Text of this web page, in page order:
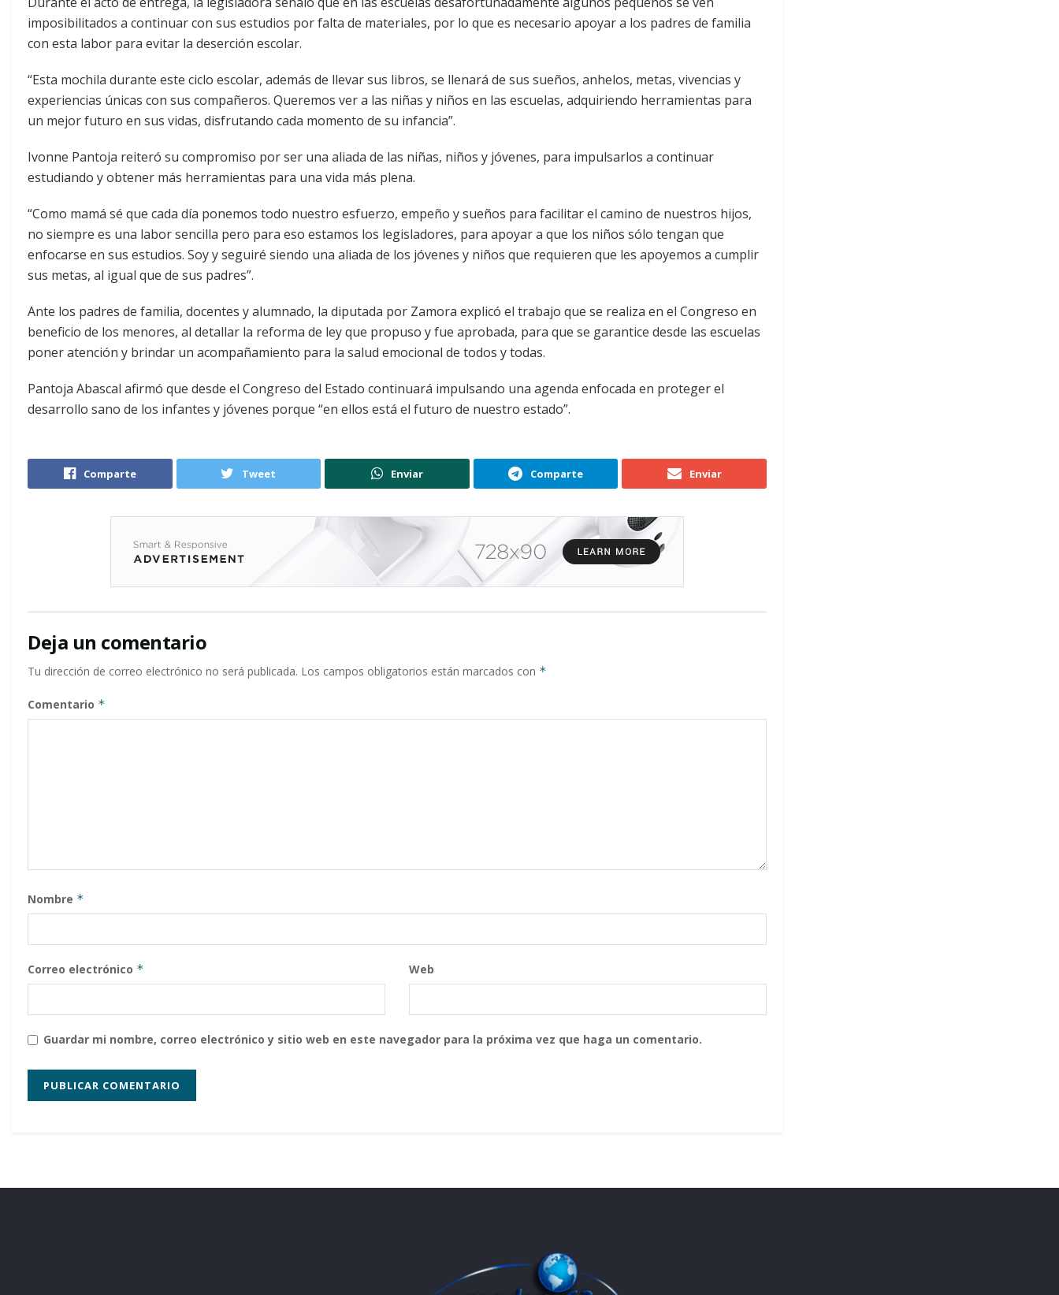
imposibilitados a continuar con sus estudios por falta de materiales, por lo que es necesario apoyar a los padres de familia
con esta labor para evitar la deserción escolar.
“Esta mochila durante este ciclo escolar, además de llevar sus libros, se llenará de sus sueños, anhelos, metas, vivencias y
experiencias únicas con sus compañeros. Queremos ver a las niñas y niños en las escuelas, adquiriendo herramientas para
un mejor futuro en sus vidas, disfrutando cada momento de su infancia”.
Ivonne Pantoja reiteró su compromiso por ser una aliada de las niñas, niños y jóvenes, para impulsarlos a continuar
estudiando y obtener más herramientas para una vida más plena.
“Como mamá sé que cada día ponemos todo nuestro esfuerzo, empeño y sueños para facilitar el camino de nuestros hijos,
no siempre es una labor sencilla pero para eso estamos los legisladores, para apoyar a que los niños sólo tengan que
enfocarse en sus estudios. Soy y seguiré siendo una aliada de los jóvenes y niños que requieren que les apoyemos a cumplir
sus metas, al igual que de sus padres”.
Ante los padres de familia, docentes y alumnado, la diputada por Zamora explicó el trabajo que se realiza en el Congreso en
beneficio de los menores, al detallar la reforma de ley que propuso y fue aprobada, para que se garantice desde las escuelas
poner atención y brindar un acompañamiento para la salud emocional de todos y todas.
Pantoja Abascal afirmó que desde el Congreso del Estado continuará impulsando una agenda enfocada en proteger el
desarrollo sano de los infantes y jóvenes porque “en ellos está el futuro de nuestro estado”.
Comparte Tweet Enviar Comparte Enviar
Deja un comentario
Tu dirección de correo electrónico no será publicada. Los campos obligatorios están marcados con *
Comentario *
Nombre *
Correo electrónico * Web
Guardar mi nombre, correo electrónico y sitio web en este navegador para la próxima vez que haga un comentario.